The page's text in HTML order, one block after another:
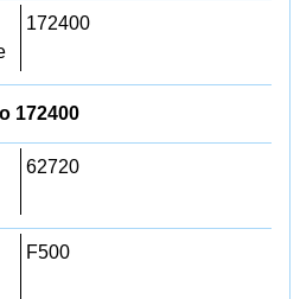
172400
172400
62720
F500